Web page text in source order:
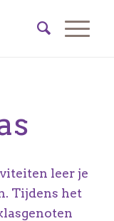
leer je
Tijdens het